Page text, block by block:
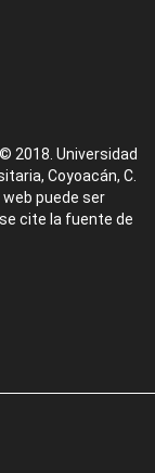
2018. Universidad
Coyoacán, C.
web puede ser
cite la fuente de